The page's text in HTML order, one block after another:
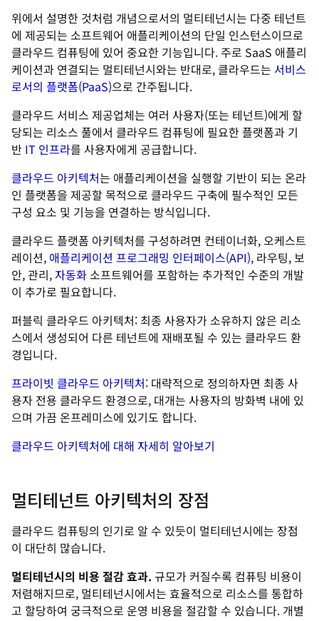
위에서 설명한 것처럼 개념으로서의 멀티테넌시는 다중 테넌트
에 제공되는 소프트웨어 애플리케이션의 단일 인스턴스이므로
클라우드 컴퓨팅에 있어 중요한 기능입니다. 주로 SaaS 애플리
케이션과 연결되는 멀티테넌시와는 반대로, 클라우드는 서비스
로서의 플랫폼(PaaS)으로 간주됩니다.
클라우드 서비스 제공업체는 여러 사용자(또는 테넌트)에게 할
당되는 리소스 풀에서 클라우드 컴퓨팅에 필요한 플랫폼과 기
반 IT 인프라를 사용자에게 공급합니다.
클라우드 아키텍처는 애플리케이션을 실행할 기반이 되는 온라
인 플랫폼을 제공할 목적으로 클라우드 구축에 필수적인 모든
구성 요소 및 기능을 연결하는 방식입니다.
클라우드 플랫폼 아키텍처를 구성하려면 컨테이너화, 오케스트
레이션, 애플리케이션 프로그래밍 인터페이스(API), 라우팅, 보
안, 관리,자동화소프트웨어를 포함하는 추가적인 수준의 개발
이 추가로 필요합니다.
퍼블릭 클라우드 아키텍처: 최종 사용자가 소유하지 않은 리소
스에서 생성되어 다른 테넌트에 재배포될 수 있는 클라우드 환
경입니다.
프라이빗 클라우드 아키텍처: 대략적으로 정의하자면 최종 사
용자 전용 클라우드 환경으로, 대개는 사용자의 방화벽 내에 있
으며 가끔 온프레미스에 있기도 합니다.
클라우드 아키텍처에 대해 자세히 알아보기
멀티테넌트 아키텍처의 장점
클라우드 컴퓨팅의 인기로 알 수 있듯이 멀티테넌시에는 장점
이 대단히 많습니다.
멀티테넌시의 비용 절감 효과. 규모가 커질수록 컴퓨팅 비용이
저렴해지므로, 멀티테넌시에서는 효율적으로 리소스를 통합하
고 할당하여 궁극적으로 운영 비용을 절감할 수 있습니다. 개별